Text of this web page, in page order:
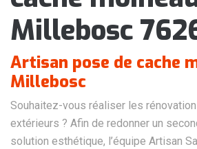
Millebosc
Artisan pose de cache
Millebosc
Souhaitez-vous réaliser les
extérieurs ? Afin de redonner un
solution esthétique, l’équipe Artisan